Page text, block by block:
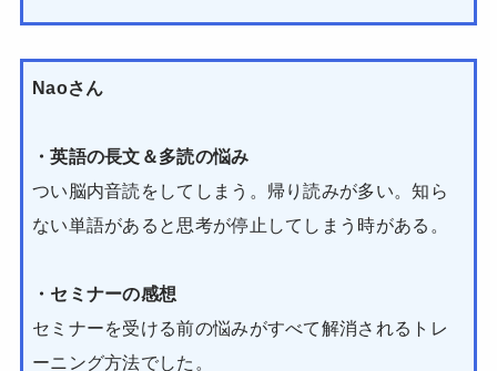
Naoさん
・英語の長文＆多読の悩み
つい脳内音読をしてしまう。帰り読みが多い。知ら
ない単語があると思考が停止してしまう時がある。
・セミナーの感想
セミナーを受ける前の悩みがすべて解消されるトレ
ーニング方法でした。